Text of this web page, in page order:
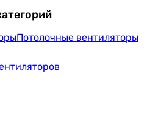
Потолочные вентиляторы